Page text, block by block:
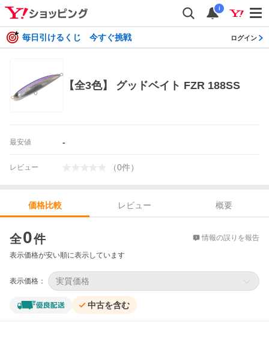
i
毎日引けるくじ 今すぐ挑戦 ログイン
【全3色】 グッドベイト FZR 188SS
最安値 -
レビュー （0件）
価格比較 レビュー
概要
全0件 情報の誤りを報告
表示価格が安い順に表示しています
表示価格： 実質価格
中古を含む